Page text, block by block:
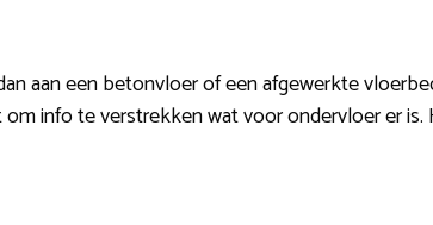
aan een betonvloer of een afgewerkte
info te verstrekken wat voor ondervloer er